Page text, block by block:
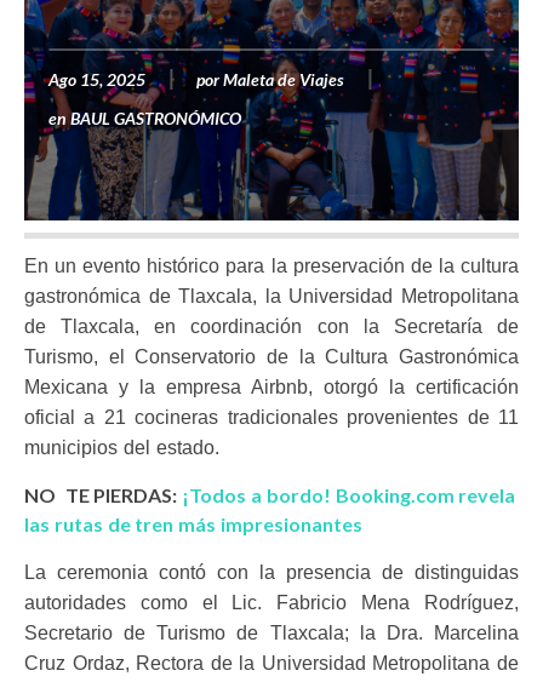
Ago 15, 2025 porMaleta de Viajes
en BAUL GASTRONÓMICO
En un evento histórico para la preservación de la cultura
gastronómica de Tlaxcala, la Universidad Metropolitana
de Tlaxcala, en coordinación con la Secretaría de
Turismo, el Conservatorio de la Cultura Gastronómica
Mexicana y la empresa Airbnb, otorgó la certificación
oficial a 21 cocineras tradicionales provenientes de 11
municipios del estado.
NO TE PIERDAS: ¡Todos a bordo! Booking.com revela
las rutas de tren más impresionantes
La ceremonia contó con la presencia de distinguidas
autoridades como el Lic. Fabricio Mena Rodríguez,
Secretario de Turismo de Tlaxcala; la Dra. Marcelina
Cruz Ordaz, Rectora de la Universidad Metropolitana de